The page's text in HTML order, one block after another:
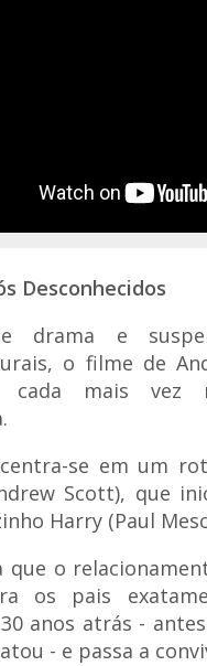
Desconhecidos
drama e
o filme de
cada mais vez
se em um
Scott), que
Harry (Paul
que o
os pais
anos atrás -
- e passa a